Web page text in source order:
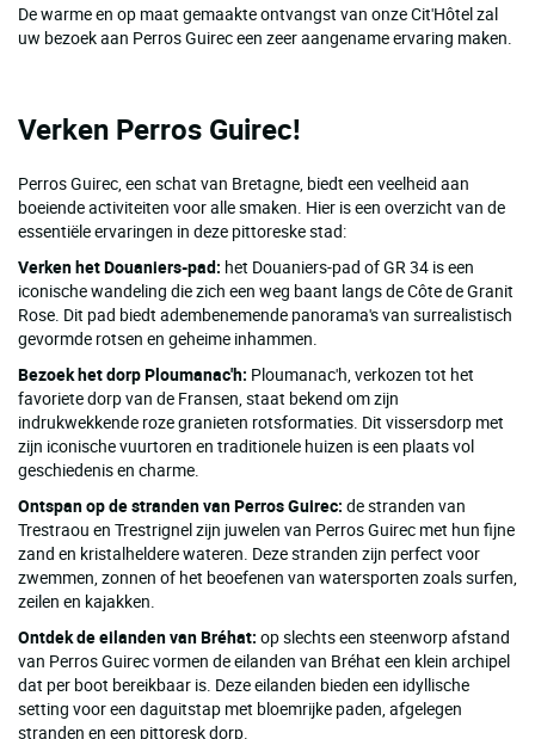
De warme en op maat gemaakte ontvangst van onze Cit'Hôtel zal
uw bezoek aan Perros Guirec een zeer aangename ervaring maken.
Verken Perros Guirec!
Perros Guirec, een schat van Bretagne, biedt een veelheid aan
boeiende activiteiten voor alle smaken. Hier is een overzicht van de
essentiële ervaringen in deze pittoreske stad:
Verken het Douaniers-pad: het Douaniers-pad of GR 34 is een
iconische wandeling die zich een weg baant langs de Côte de Granit
Rose. Dit pad biedt adembenemende panorama's van surrealistisch
gevormde rotsen en geheime inhammen.
Bezoek het dorp Ploumanac'h: Ploumanac'h, verkozen tot het
favoriete dorp van de Fransen, staat bekend om zijn
indrukwekkende roze granieten rotsformaties. Dit vissersdorp met
zijn iconische vuurtoren en traditionele huizen is een plaats vol
geschiedenis en charme.
Ontspan op de stranden van Perros Guirec: de stranden van
Trestraou en Trestrignel zijn juwelen van Perros Guirec met hun fijne
zand en kristalheldere wateren. Deze stranden zijn perfect voor
zwemmen, zonnen of het beoefenen van watersporten zoals surfen,
zeilen en kajakken.
Ontdek de eilanden van Bréhat: op slechts een steenworp afstand
van Perros Guirec vormen de eilanden van Bréhat een klein archipel
dat per boot bereikbaar is. Deze eilanden bieden een idyllische
setting voor een daguitstap met bloemrijke paden, afgelegen
stranden en een pittoresk dorp.